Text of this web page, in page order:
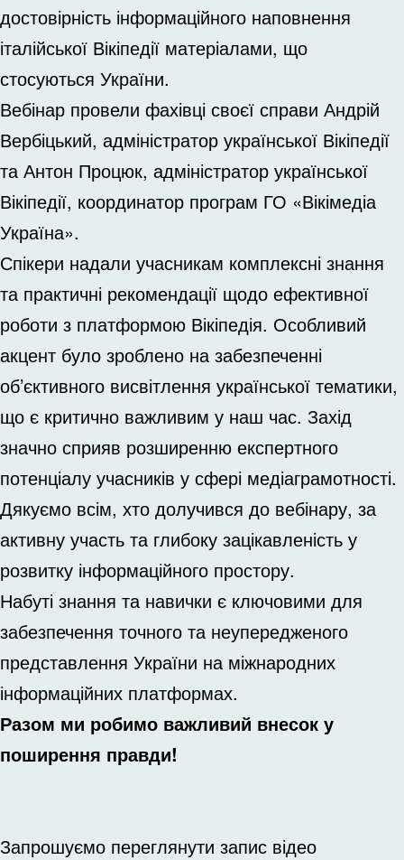
достовірність інформаційного наповнення
італійської Вікіпедії матеріалами, що
стосуються України.
Вебінар провели фахівці своєї справи Андрій
Вербіцький, адміністратор української Вікіпедії
та Антон Процюк, адміністратор української
Вікіпедії, координатор програм ГО «Вікімедіа
Україна».
Спікери надали учасникам комплексні знання
та практичні рекомендації щодо ефективної
роботи з платформою Вікіпедія. Особливий
акцент було зроблено на забезпеченні
об’єктивного висвітлення української тематики,
що є критично важливим у наш час. Захід
значно сприяв розширенню експертного
потенціалу учасників у сфері медіаграмотності.
Дякуємо всім, хто долучився до вебінару, за
активну участь та глибоку зацікавленість у
розвитку інформаційного простору.
Набуті знання та навички є ключовими для
забезпечення точного та неупередженого
представлення України на міжнародних
інформаційних платформах.
Разом ми робимо важливий внесок у
поширення правди!
Запрошуємо переглянути запис відео